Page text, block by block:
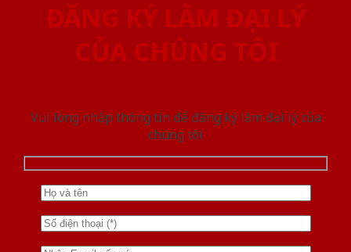
ĐĂNG KÝ LÀM ĐẠI LÝ
CỦA CHÚNG TÔI
Vui lòng nhập thông tin để đăng ký làm đại lý của
chúng tôi